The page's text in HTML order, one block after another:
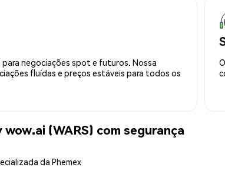
negociações spot e futuros. Nossa
fluídas e preços estáveis para todos os
(WARS) com segurança
da Phemex